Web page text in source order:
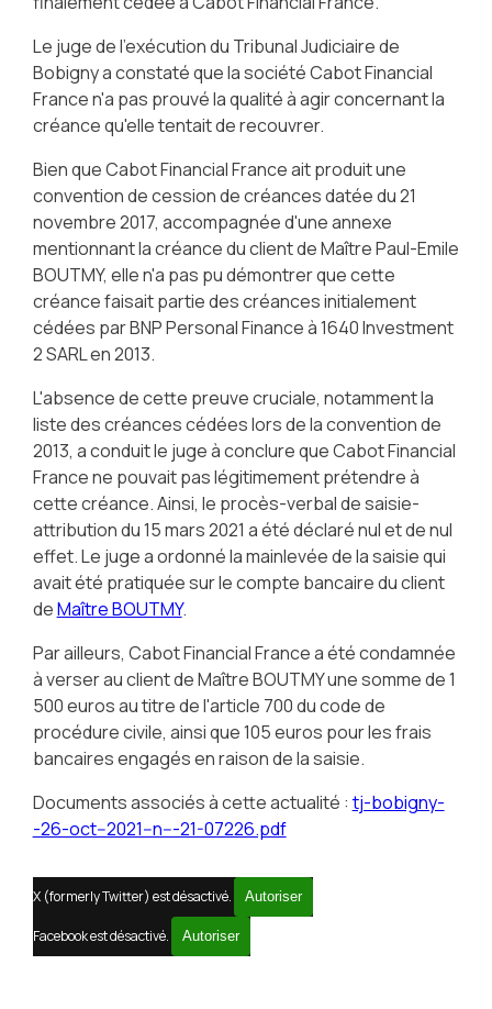
Le juge de l'exécution du Tribunal Judiciaire de
Bobigny a constaté que la société Cabot Financial
France n'a pas prouvé la qualité à agir concernant la
créance qu'elle tentait de recouvrer.
Bien que Cabot Financial France ait produit une
convention de cession de créances datée du 21
novembre 2017, accompagnée d'une annexe
mentionnant la créance du client de Maître Paul-Emile
BOUTMY, elle n'a pas pu démontrer que cette
créance faisait partie des créances initialement
cédées par BNP Personal Finance à 1640 Investment
2 SARL en 2013.
L'absence de cette preuve cruciale, notamment la
liste des créances cédées lors de la convention de
2013, a conduit le juge à conclure que Cabot Financial
France ne pouvait pas légitimement prétendre à
cette créance. Ainsi, le procès-verbal de saisie-
attribution du 15 mars 2021 a été déclaré nul et de nul
effet. Le juge a ordonné la mainlevée de la saisie qui
avait été pratiquée sur le compte bancaire du client
deMaître BOUTMY.
Par ailleurs, Cabot Financial France a été condamnée
à verser au client de Maître BOUTMY une somme de 1
500 euros au titre de l'article 700 du code de
procédure civile, ainsi que 105 euros pour les frais
bancaires engagés en raison de la saisie.
Documents associés à cette actualité :tj-bobigny-
-26-oct--2021--n---21-07226.pdf
X (formerly Twitter) est désactivé. Autoriser
Facebook est désactivé. Autoriser